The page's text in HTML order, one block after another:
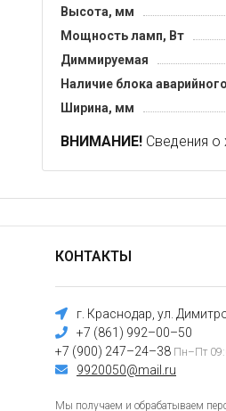
Высота, мм
Мощность ламп, Вт
Диммируемая
Наличие блока
Ширина, мм
ВНИМАНИЕ! Сведения о
КОНТАКТЫ
г. Краснодар, ул.
+7 (861) 992–00–50
+7 (900) 247–24–38 Пн–Пт
9920050@mail.ru
Мы получаем и обрабатываем